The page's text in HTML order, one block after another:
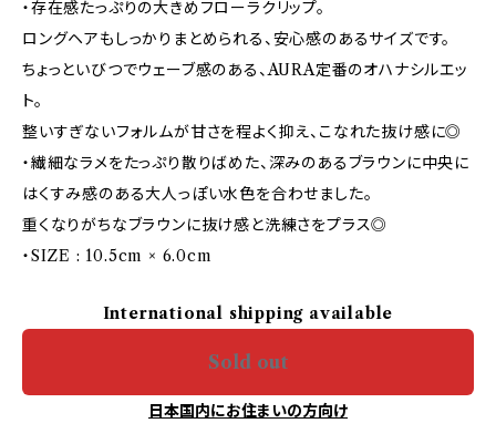
・存在感たっぷりの大きめフローラクリップ。
ロングヘアもしっかりまとめられる、安心感のあるサイズです。
ちょっといびつでウェーブ感のある、AURA定番のオハナシルエッ
ト。
整いすぎないフォルムが甘さを程よく抑え、こなれた抜け感に◎
・繊細なラメをたっぷり散りばめた、深みのあるブラウンに中央に
はくすみ感のある大人っぽい水色を合わせました。
重くなりがちなブラウンに抜け感と洗練さをプラス◎
・SIZE : 10.5cm × 6.0cm
International shipping available
Sold out
日本国内にお住まいの方向け